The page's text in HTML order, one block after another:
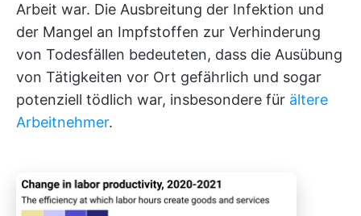
Arbeit war. Die Ausbreitung der Infektion und
der Mangel an Impfstoffen zur Verhinderung
von Todesfällen bedeuteten, dass die Ausübung
von Tätigkeiten vor Ort gefährlich und sogar
potenziell tödlich war, insbesondere für ältere
Arbeitnehmer.